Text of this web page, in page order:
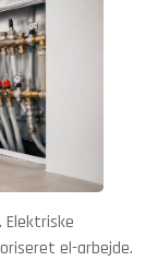
el-arbejde.